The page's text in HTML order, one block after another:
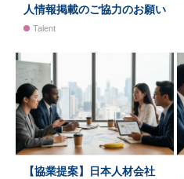
人情報掲載のご協力のお願い
Talent
【協業提案】日本人材会社